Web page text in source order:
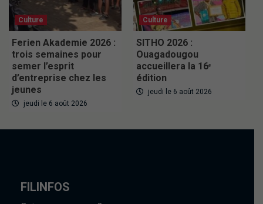
Culture
Ferien Akademie 2026 :
trois semaines pour
semer l’esprit
d’entreprise chez les
jeunes
jeudi le 6 août 2026
Culture
SITHO 2026 :
Ouagadougou
accueillera la 16ᵉ
édition
jeudi le 6 août 2026
FILINFOS